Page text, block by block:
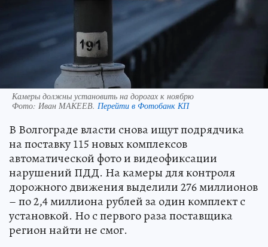
Камеры должны установить на дорогах к ноябрю
Фото: Иван МАКЕЕВ. Перейти в Фотобанк КП
В Волгограде власти снова ищут подрядчика
на поставку 115 новых комплексов
автоматической фото и видеофиксации
нарушений ПДД. На камеры для контроля
дорожного движения выделили 276 миллионов
– по 2,4 миллиона рублей за один комплект с
установкой. Но с первого раза поставщика
регион найти не смог.